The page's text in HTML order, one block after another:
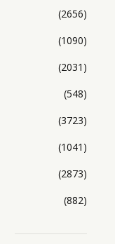
(2656)
(1090)
(2031)
(548)
(3723)
(1041)
(2873)
(882)